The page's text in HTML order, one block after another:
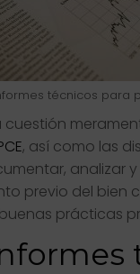
técnicos para
, así como las
analizar
previo del
prácticas